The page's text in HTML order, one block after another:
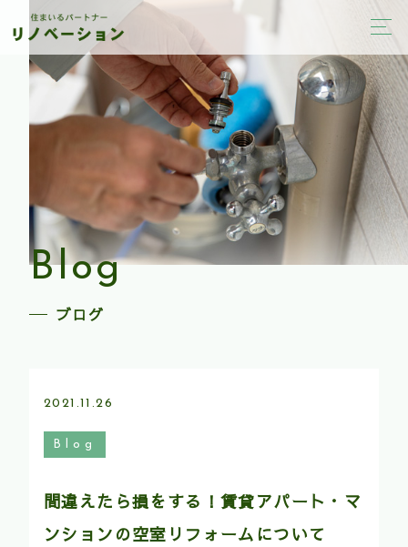
Blog
ブログ
2021.11.26
Blog
間違えたら損をする！賃貸アパート・マ
ンションの空室リフォームについて